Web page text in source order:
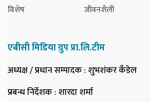
विशेष
जीवनशैली
एबीसी मिडिया ग्रुप प्रा.लि.टीम
अध्यक्ष / प्रधान सम्पादक: शुभशंकर कँडेल
प्रबन्ध निर्देशक: शारदा शर्मा